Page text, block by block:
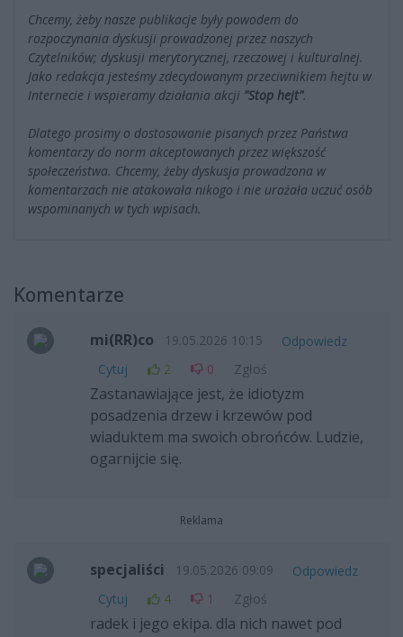
Chcemy, żeby nasze publikacje były powodem do
rozpoczynania dyskusji prowadzonej przez naszych
Czytelników; dyskusji merytorycznej, rzeczowej i kulturalnej.
Jako redakcja jesteśmy zdecydowanym przeciwnikiem hejtu w
Internecie i wspieramy działania akcji "Stop hejt".
Dlatego prosimy o dostosowanie pisanych przez Państwa
komentarzy do norm akceptowanych przez większość
społeczeństwa. Chcemy, żeby dyskusja prowadzona w
komentarzach nie atakowała nikogo i nie urażała uczuć osób
wspominanych w tych wpisach.
Komentarze
mi(RR)co 19.05.2026 10:15
Odpowiedz
Cytuj
2 0 Zgłoś
Zastanawiające jest, że idiotyzm
posadzenia drzew i krzewów pod
wiaduktem ma swoich obrońców. Ludzie,
ogarnijcie się.
Reklama
specjaliści 19.05.2026 09:09
Odpowiedz
Cytuj
4 1 Zgłoś
radek i jego ekipa. dla nich nawet pod